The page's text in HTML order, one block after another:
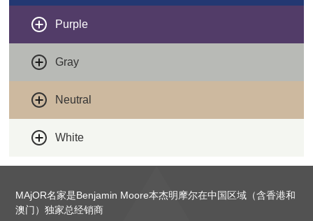
Purple
Gray
Neutral
White
MAjOR名家是Benjamin Moore本杰明摩尔在中国区域（含香港和
澳门）独家总经销商